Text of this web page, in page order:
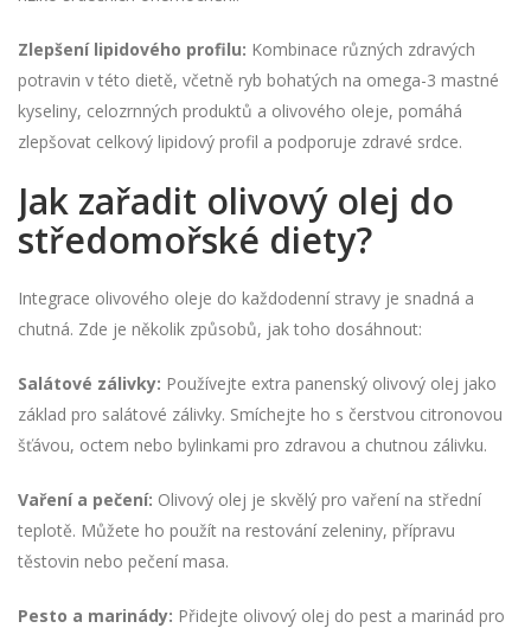
Zlepšení lipidového profilu: Kombinace různých zdravých
potravin v této dietě, včetně ryb bohatých na omega-3 mastné
kyseliny, celozrnných produktů a olivového oleje, pomáhá
zlepšovat celkový lipidový profil a podporuje zdravé srdce.
Jak zařadit olivový olej do
středomořské diety?
Integrace olivového oleje do každodenní stravy je snadná a
chutná. Zde je několik způsobů, jak toho dosáhnout:
Salátové zálivky: Používejte extra panenský olivový olej jako
základ pro salátové zálivky. Smíchejte ho s čerstvou citronovou
šťávou, octem nebo bylinkami pro zdravou a chutnou zálivku.
Vaření a pečení: Olivový olej je skvělý pro vaření na střední
teplotě. Můžete ho použít na restování zeleniny, přípravu
těstovin nebo pečení masa.
Pesto a marinády: Přidejte olivový olej do pest a marinád pro